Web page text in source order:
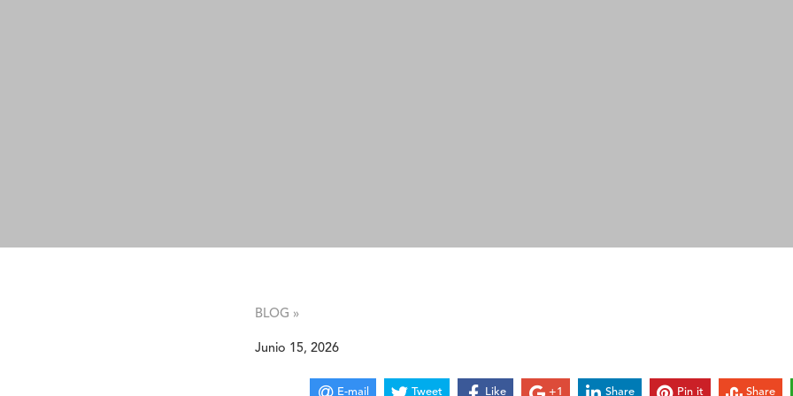
BLOG »
Junio 15, 2026
E-mail Tweet Like +1 Share Pin it Share